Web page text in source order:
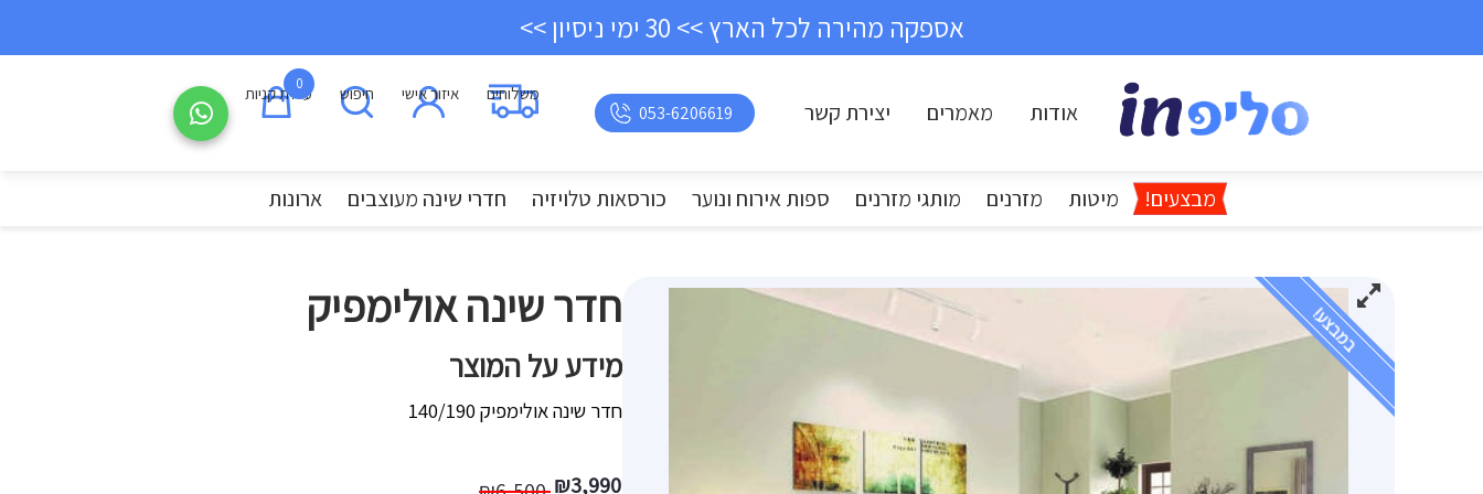
אספקה מהירה לכל הארץ >> 30 ימי ניסיון >>
אודות מאמרים יצירת קשר 053-6206619
משלוחים איזור אישי חיפוש 0
עגלת קניות
מבצעים! מיטות מזרנים מותגי מזרנים ספות אירוח ונוער כורסאות טלויזיה חדרי שינה מעוצבים ארונות
במבצע! חדר שינה אולימפיק
מידע על המוצר
חדר שינה אולימפיק 140/190
המחיר
3,990
₪המחיר